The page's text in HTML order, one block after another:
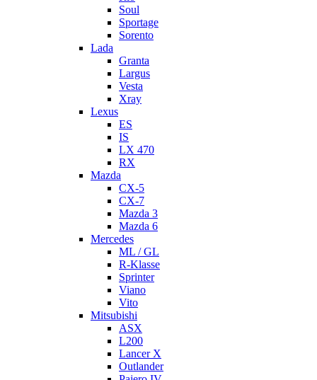
Soul
Sportage
Sorento
Lada
Granta
Largus
Vesta
Xray
Lexus
ES
IS
LX 470
RX
Mazda
CX-5
CX-7
Mazda 3
Mazda 6
Mercedes
ML / GL
R-Klasse
Sprinter
Viano
Vito
Mitsubishi
ASX
L200
Lancer X
Outlander